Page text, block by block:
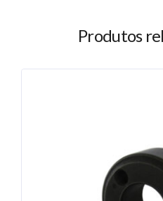
Produtos